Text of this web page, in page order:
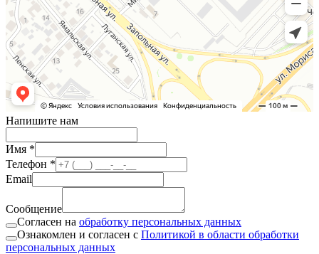
Напишите нам
Имя *
Телефон *
Email
Сообщение
Согласен на обработку персональных данных
Ознакомлен и согласен с Политикой в области обработки
персональных данных